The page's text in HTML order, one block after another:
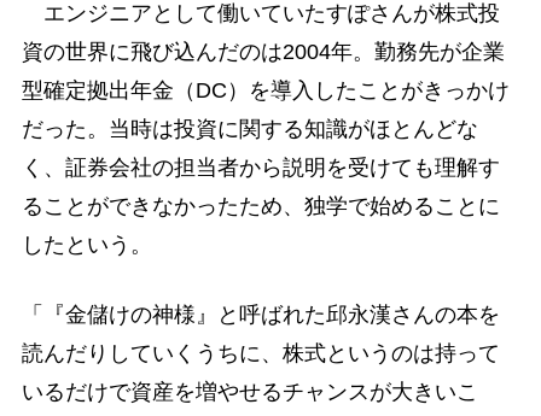
エンジニアとして働いていたすぽさんが株式投
資の世界に飛び込んだのは2004年。勤務先が企業
型確定拠出年金（DC）を導入したことがきっかけ
だった。当時は投資に関する知識がほとんどな
く、証券会社の担当者から説明を受けても理解す
ることができなかったため、独学で始めることに
したという。
「『金儲けの神様』と呼ばれた邱永漢さんの本を
読んだりしていくうちに、株式というのは持って
いるだけで資産を増やせるチャンスが大きいこ